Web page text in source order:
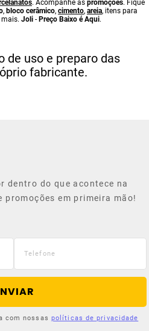
. Acompanhe as promoções. Fique
, bloco cerâmico, cimento, areia, itens para
Joli - Preço Baixo é Aqui.
de uso e preparo das
fabricante.
dentro do que acontece na
promoções em primeira mão!
com nossas políticas de privacidade